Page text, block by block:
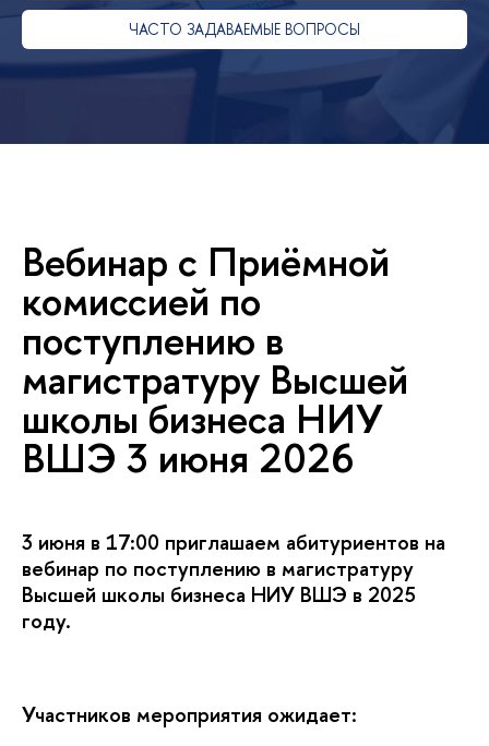
ЧАСТО ЗАДАВАЕМЫЕ ВОПРОСЫ
ебинар с Приёмной
комиссией по
поступлению
магистратуру Высшей
школы бизнеса НИУ
ШЭ 3 июня 2026
3 июня в 17:00 приглашаем абитуриентов на
ебинар по поступлению в магистратуру
ысшей школы бизнеса НИУ ВШЭ в 2025
оду.
Участников мероприятия ожидает: